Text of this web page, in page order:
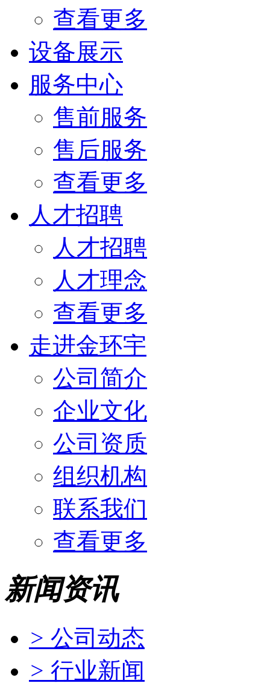
查看更多
设备展示
服务中心
售前服务
售后服务
查看更多
人才招聘
人才招聘
人才理念
查看更多
走进金环宇
公司简介
企业文化
公司资质
组织机构
联系我们
查看更多
新闻资讯
> 公司动态
> 行业新闻